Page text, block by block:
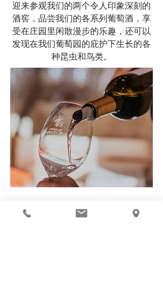
迎来参观我们的两个令人印象深刻的
酒窖，品尝我们的各系列葡萄酒，享
受在庄园里闲散漫步的乐趣，还可以
发现在我们葡萄园的庇护下生长的各
种昆虫和鸟类。